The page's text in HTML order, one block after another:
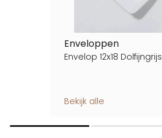
Enveloppen
Envelop 12x18 Dolfijngrijs
Bekijk alle